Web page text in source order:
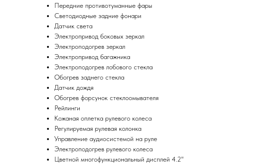
Передние противотуманные фары
Cветодиодные задние фонари
Датчик света
Электропривод боковых зеркал
Электроподогрев зеркал
Электропривод багажника
Электроподогрев лобового стекла
Обогрев заднего стекла
Датчик дождя
Обогрев форсунок стеклоомывателя
Рейлинги
Кожаная оплетка рулевого колеса
Регулируемая рулевая колонка
Управление аудиосистемой на руле
Электроподогрев рулевого колеса
Цветной многофункциональный дисплей 4.2"